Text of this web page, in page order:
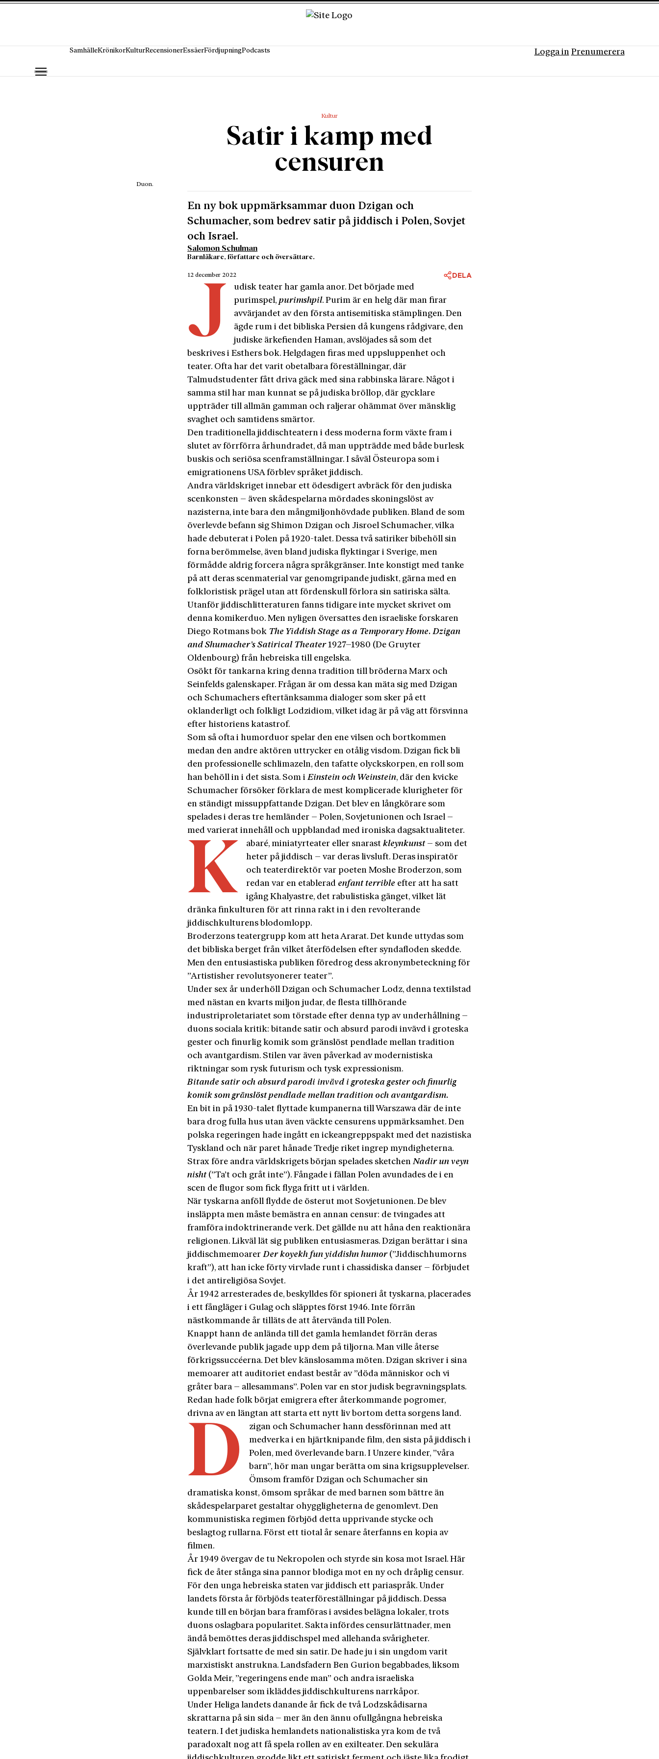
SamhälleKrönikorKulturRecensionerEssäerFördjupningPodcasts Logga in Prenumerera
Kultur
Satir i kamp med
censuren
Duon.
En ny bok uppmärksammar duon Dzigan och
Schumacher, som bedrev satir på jiddisch i Polen, Sovjet
och Israel.
Salomon Schulman
Barnläkare, författare och översättare.
12 december 2022 DELA
J
udisk teater har gamla anor. Det började med
purimspel,purimshpil. Purim är en helg där man firar
avvärjandet av den första antisemitiska stämplingen. Den
ägde rum i det bibliska Persien då kungens rådgivare, den
judiske ärkefienden Haman, avslöjades så som det
beskrives i Esthers bok. Helgdagen firas med uppsluppenhet och
teater. Ofta har det varit obetalbara föreställningar, där
Talmudstudenter fått driva gäck med sina rabbinska lärare. Något i
samma stil har man kunnat se på judiska bröllop, där gycklare
uppträder till allmän gamman och raljerar ohämmat över mänsklig
svaghet och samtidens smärtor.
Den traditionella jiddischteatern i dess moderna form växte fram i
slutet av förrförra århundradet, då man uppträdde med både burlesk
buskis och seriösa scenframställningar. I såväl Östeuropa som i
emigrationens USA förblev språket jiddisch.
Andra världskriget innebar ett ödesdigert avbräck för den judiska
scenkons­ten – även skådespelarna mördades skoningslöst av
nazisterna, inte bara den mångmiljonhövdade publiken. Bland de som
överlevde befann sig Shimon Dzigan och Jisroel Schumacher, vilka
hade debuterat i Polen på 1920-talet. Dessa två satiriker bibehöll sin
forna berömmelse, även bland judiska flyktingar i Sverige, men
förmådde aldrig forcera några språkgränser. Inte kons­tigt med tanke
på att deras scenmaterial var genomgripande judiskt, gärna med en
folkloristisk prägel utan att fördenskull förlora sin satiriska sälta.
Utanför jiddischlitteraturen fanns tidigare inte mycket skrivet om
denna komikerduo. Men nyligen översattes den israeliske forskaren
Diego Rotmans bok The Yiddish Stage as a Temporary Home. Dzigan
and Shumacher’s Satirical Theater1927–1980 (De Gruyter
Oldenbourg) från hebreiska till engelska.
Osökt för tankarna kring denna tradition till bröderna Marx och
Seinfelds galenskaper. Frågan är om dessa kan mäta sig med Dzigan
och Schumachers eftertänksamma dialoger som sker på ett
oklanderligt och folkligt Lodzidiom, vilket idag är på väg att försvinna
efter historiens katastrof.
Som så ofta i humorduor spelar den ene vilsen och bortkommen
medan den andre aktören uttrycker en otålig visdom. Dzigan fick bli
den professionelle schlimazeln, den tafatte olyckskorpen, en roll som
han behöll in i det sista. Som iEinstein och Weinstein, där den kvicke
Schumacher försöker förklara de mest komplicerade klurigheter för
en ständigt missuppfattande Dzigan. Det blev en långkörare som
spelades i deras tre hemländer – Polen, Sovjetunionen och Israel –
med varierat innehåll och uppblandad med ironiska dagsaktualiteter.
K abaré, miniatyrteater eller snarastkleynkunst– som det
heter på jiddisch – var deras livsluft. Deras inspiratör
och teaterdirektör var poeten Moshe Broderzon, som
redan var en etablerad enfant terrible efter att ha satt
igång Khalyastre, det rabulistiska gänget, vilket lät
dränka finkulturen för att rinna rakt in i den revolterande
jiddischkulturens blodomlopp.
Broderzons teatergrupp kom att heta Ararat. Det kunde uttydas som
det bibliska berget från vilket återfödelsen efter syndafloden skedde.
Men den entusiastiska publiken föredrog dess akronymbeteckning för
”Artistisher revolutsyonerer teater”.
Under sex år underhöll Dzigan och Schumacher Lodz, denna textilstad
med nästan en kvarts miljon judar, de flesta tillhörande
industriproletariatet som törstade efter denna typ av underhållning –
duons sociala kritik: bitande satir och absurd parodi invävd i groteska
gester och finurlig komik som gränslöst pendlade mellan tradition
och avant­gardism. Stilen var även påverkad av modernistiska
riktningar som rysk futurism och tysk expressionism.
Bitande satir och absurd parodi invävd i groteska gester och finurlig
komik som gränslöst pendlade mellan tradition och avantgardism.
En bit in på 1930-talet flyttade kumpanerna till Warszawa där de inte
bara drog fulla hus utan även väckte censurens uppmärksamhet. Den
polska regeringen hade ingått en ickeangreppspakt med det nazistiska
Tyskland och när paret hånade Tredje riket ingrep myndigheterna.
Strax före andra världskrigets början spelades sketchenNadir un veyn
nisht(”Ta’t och gråt inte”). Fångade i fällan Polen avundades de i en
scen de flugor som fick flyga fritt ut i världen.
När tyskarna anföll flydde de österut mot Sovjetunionen. De blev
insläppta men måste bemästra en annan censur: de tvingades att
framföra indoktrinerande verk. Det gällde nu att håna den reaktionära
religionen. Likväl lät sig publiken entusiasmeras. Dzigan berättar i sina
jiddischmemoarerDer koyekh fun yiddishn humor (”Jiddischhumorns
kraft”), att han icke förty virvlade runt i chassidiska danser – förbjudet
i det antireligiösa Sovjet.
År 1942 arresterades de, beskylldes för spioneri åt tyskarna, placerades
i ett fångläger i Gulag och släpptes först 1946. Inte förrän
nästkommande år tilläts de att återvända till Polen.
Knappt hann de anlända till det gamla hemlandet förrän deras
överlevande publik jagade upp dem på tiljorna. Man ville återse
förkrigssuccéerna. Det blev känslosamma möten. Dzigan skriver i sina
memoarer att auditoriet endast består av ”döda människor och vi
gråter bara – allesammans”. Polen var en stor judisk begravningsplats.
Redan hade folk börjat emigrera efter återkommande po­gromer,
drivna av en längtan att starta ett nytt liv bortom detta sorgens land.
D
zigan och Schumacher hann dessförinnan med att
medverka i en hjärtknipande film, den sista på jiddisch i
Polen, med överlevande barn. I Unzere kinder, ”våra
barn”, hör man ungar berätta om sina krigsupplevelser.
Ömsom framför Dzigan och Schumacher sin
dramatiska konst, ömsom språkar de med barnen som bättre än
skådespelarparet gestaltar ohyggligheterna de genomlevt. Den
kommunistiska regimen förbjöd detta upprivande stycke och
beslagtog rullarna. Först ett tiotal år senare återfanns en kopia av
filmen.
År 1949 övergav de tu Nekropolen och styrde sin kosa mot Israel. Här
fick de åter stånga sina pannor blodiga mot en ny och dråplig censur.
För den unga hebreiska staten var jiddisch ett pariaspråk. Under
landets första år förbjöds teaterföreställningar på jiddisch. Dessa
kunde till en början bara framföras i avsides belägna lokaler, trots
duons oslagbara popularitet. Sakta infördes censurlättnader, men
ändå bemöttes deras jiddischspel med allehanda svårigheter.
Självklart fortsatte de med sin satir. De hade ju i sin ungdom varit
marxistiskt anstrukna. Landsfadern Ben Gurion begabbades, liksom
Golda Meir, ”rege­ringens ende man” och andra israeliska
uppenbarelser som ikläddes jiddischkulturens narrkåpor.
Under Heliga landets danande år fick de två Lodzskådisarna
skrattarna på sin sida – mer än den ännu ofullgångna hebreiska
teatern. I det judiska hemlandets nationalistiska yra kom de två
paradoxalt nog att få spela rollen av en exilteater. Den sekulära